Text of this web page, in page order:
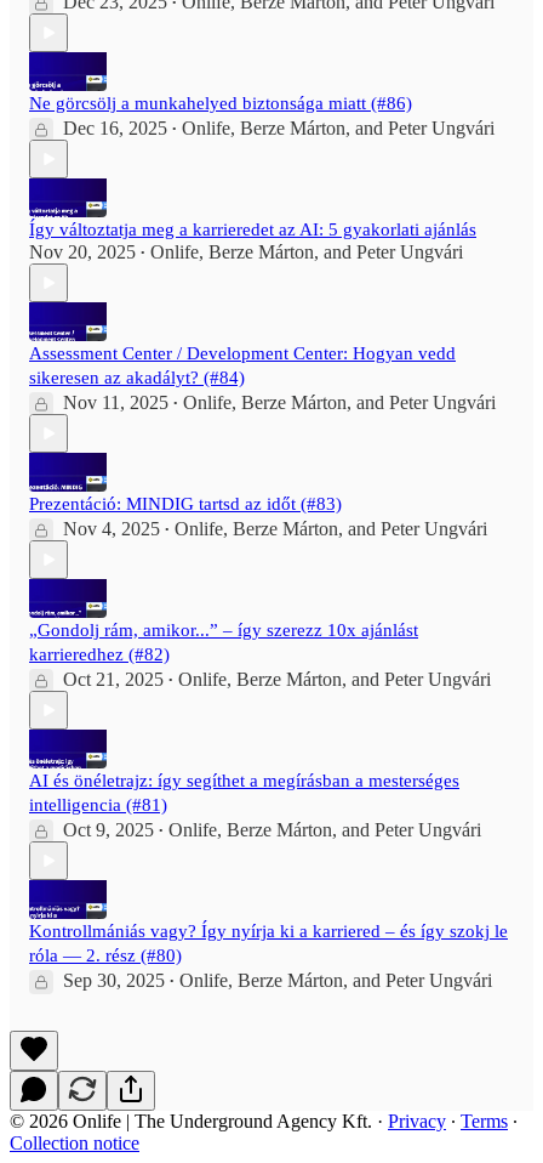
•
Ne görcsölj a munkahelyed biztonsága miatt (#86)
Dec 16, 2025 • Onlife, Berze Márton, and Peter Ungvári
Így változtatja meg a karrieredet az AI: 5 gyakorlati ajánlás
Nov 20, 2025 • Onlife, Berze Márton, and Peter Ungvári
Assessment Center / Development Center: Hogyan vedd
sikeresen az akadályt? (#84)
Nov 11, 2025 • Onlife, Berze Márton, and Peter Ungvári
Prezentáció: MINDIG tartsd az időt (#83)
Nov 4, 2025 • Onlife, Berze Márton, and Peter Ungvári
„Gondolj rám, amikor...” – így szerezz 10x ajánlást
karrieredhez (#82)
Oct 21, 2025 • Onlife, Berze Márton, and Peter Ungvári
AI és önéletrajz: így segíthet a megírásban a mesterséges
intelligencia (#81)
Oct 9, 2025 • Onlife, Berze Márton, and Peter Ungvári
Kontrollmániás vagy? Így nyírja ki a karriered – és így szokj le
róla — 2. rész (#80)
Sep 30, 2025 • Onlife, Berze Márton, and Peter Ungvári
© 2026 Onlife | The Underground Agency Kft. · Privacy ∙ Terms ∙
Collection notice